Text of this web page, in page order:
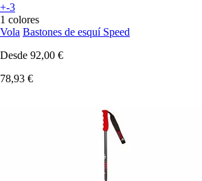
+-3
1 colores
Vola Bastones de esquí Speed
Desde 92,00 €
78,93 €